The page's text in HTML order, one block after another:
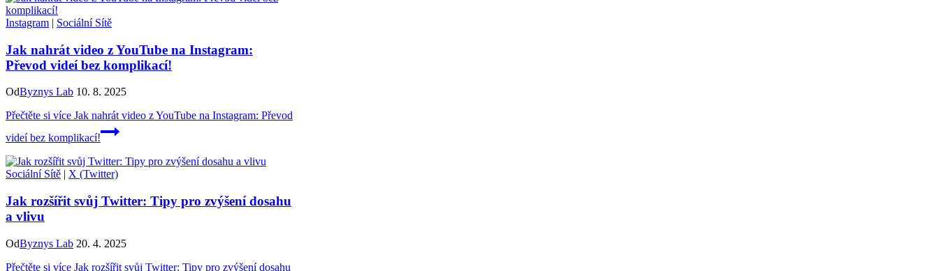
Instagram | Sociální Sítě
Jak nahrát video z YouTube na Instagram:
Převod videí bez komplikací!
OdByznys Lab 10. 8. 2025
Přečtěte si více Jak nahrát video z YouTube na Instagram: Převod
videí bez komplikací!
Sociální Sítě | X (Twitter)
Jak rozšířit svůj Twitter: Tipy pro zvýšení dosahu
a vlivu
OdByznys Lab 20. 4. 2025
Přečtěte si více Jak rozšířit svůj Twitter: Tipy pro zvýšení dosahu